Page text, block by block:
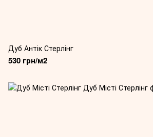
Дуб Антік Стерлінг
530 грн/м2